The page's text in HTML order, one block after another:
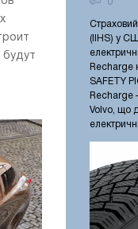
будут
0
(IIHS) у
Recharge
SAFETY
Recharge
Volvo, що